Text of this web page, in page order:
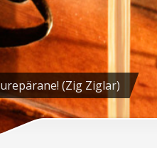
(Zig Ziglar)